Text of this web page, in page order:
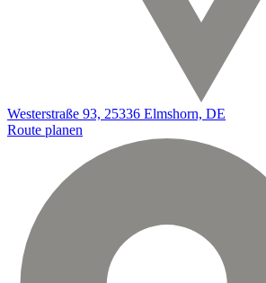
Westerstraße 93, 25336 Elmshorn, DE
Route planen